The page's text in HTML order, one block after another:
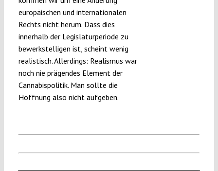
europäischen und internationalen
Rechts nicht herum. Dass dies
innerhalb der Legislaturperiode zu
bewerkstelligen ist, scheint wenig
realistisch. Allerdings: Realismus war
noch nie prägendes Element der
Cannabispolitik. Man sollte die
Hoffnung also nicht aufgeben.